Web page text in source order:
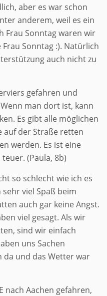
aber es war schon
anderem, weil es ein
Frau Sonntag waren wir
Sonntag :). Natürlich
auch nicht zu
gefahren und
man dort ist, kann
Es gibt alle möglichen
auf der Straße retten
werden. Es ist eine
(Paula, 8b)
so schlecht wie ich es
viel Spaß beim
auch gar keine Angst.
viel gesagt. Als wir
sind wir einfach
uns Sachen
da und das Wetter war
nach Aachen gefahren,